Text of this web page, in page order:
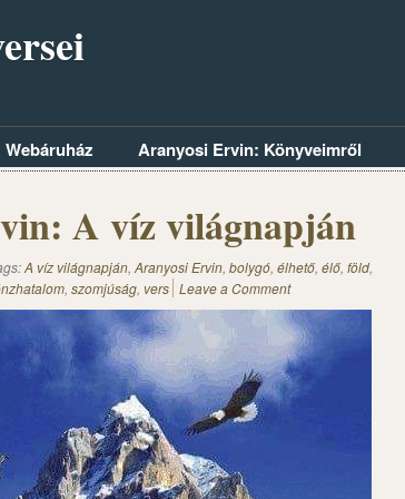
Webáruház Aranyosi Ervin: Könyveimről
A víz világnapján
A víz világnapján, Aranyosi Ervin, bolygó, élhető, élő, föld,
, szomjúság, vers Leave a Comment